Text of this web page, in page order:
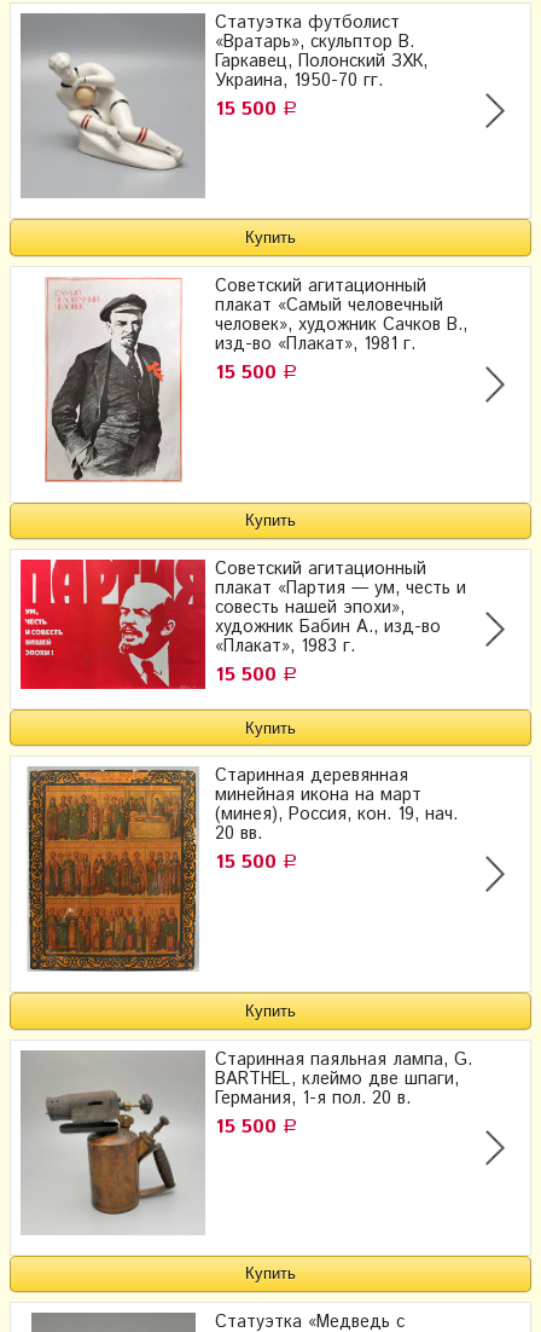
Статуэтка футболист
«Вратарь», скульптор В.
Гаркавец, Полонский ЗХК,
Украина, 1950-70 гг.
15 500 Р
Советский агитационный
плакат «Самый человечный
человек», художник Сачков В.,
изд-во «Плакат», 1981 г.
15 500 Р
Советский агитационный
плакат «Партия — ум, честь и
совесть нашей эпохи»,
художник Бабин А., изд-во
«Плакат», 1983 г.
15 500 Р
Старинная деревянная
минейная икона на март
(минея), Россия, кон. 19, нач.
20 вв.
15 500 Р
Старинная паяльная лампа, G.
BARTHEL, клеймо две шпаги,
Германия, 1-я пол. 20 в.
15 500 Р
Статуэтка «Медведь с